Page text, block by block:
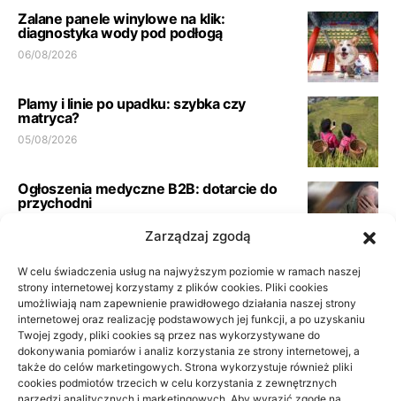
Zarządzaj zgodą
W celu świadczenia usług na najwyższym poziomie w ramach naszej
strony internetowej korzystamy z plików cookies. Pliki cookies
umożliwiają nam zapewnienie prawidłowego działania naszej strony
internetowej oraz realizację podstawowych jej funkcji, a po uzyskaniu
Twojej zgody, pliki cookies są przez nas wykorzystywane do
dokonywania pomiarów i analiz korzystania ze strony internetowej, a
także do celów marketingowych. Strona wykorzystuje również pliki
cookies podmiotów trzecich w celu korzystania z zewnętrznych
Zalane panele winylowe na klik:
diagnostyka wody pod podłogą
06/08/2026
Plamy i linie po upadku: szybka czy
matryca?
05/08/2026
Ogłoszenia medyczne B2B: dotarcie do
przychodni
Pełna księgowość spółki usługowej:
wymogi biura
21/06/2026
Podłoga do przedpokoju i korytarza: jak
wybrać materiał odporny na
codzienność